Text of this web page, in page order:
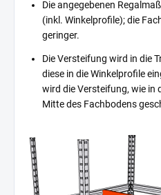
Die angegebenen
(inkl. Winkelprofile); die
geringer.
Die Versteifung wird in die
diese in die Winkelprofile
wird die Versteifung, wie in
Mitte des Fachbodens